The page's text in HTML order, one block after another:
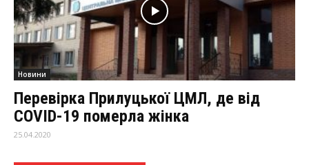
Новини
Перевірка Прилуцької ЦМЛ, де від
COVID-19 померла жінка
25.04.2020